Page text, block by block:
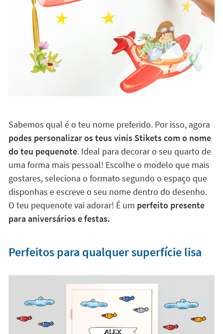
Sabemos qual é o teu nome preferido. Por isso, agora
podes personalizar os teus vinis Stikets com o nome
do teu pequenote. Ideal para decorar o seu quarto de
uma forma mais pessoal! Escolhe o modelo que mais
gostares, seleciona o formato segundo o espaço que
disponhas e escreve o seu nome dentro do desenho.
O teu pequenote vai adorar! É um perfeito presente
para aniversários e festas.
Perfeitos para qualquer superfície lisa